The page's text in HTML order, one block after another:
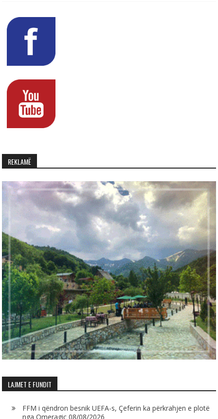
REKLAMË
LAJMET E FUNDIT
FFM i qëndron besnik UEFA-s, Çeferin ka përkrahjen e plotë
nga Omeragiç 08/08/2026